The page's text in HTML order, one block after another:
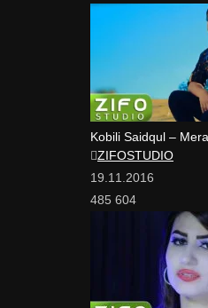
Kobili Saidqul –
ZIFOSTUDIO
19.11.2016
485 604